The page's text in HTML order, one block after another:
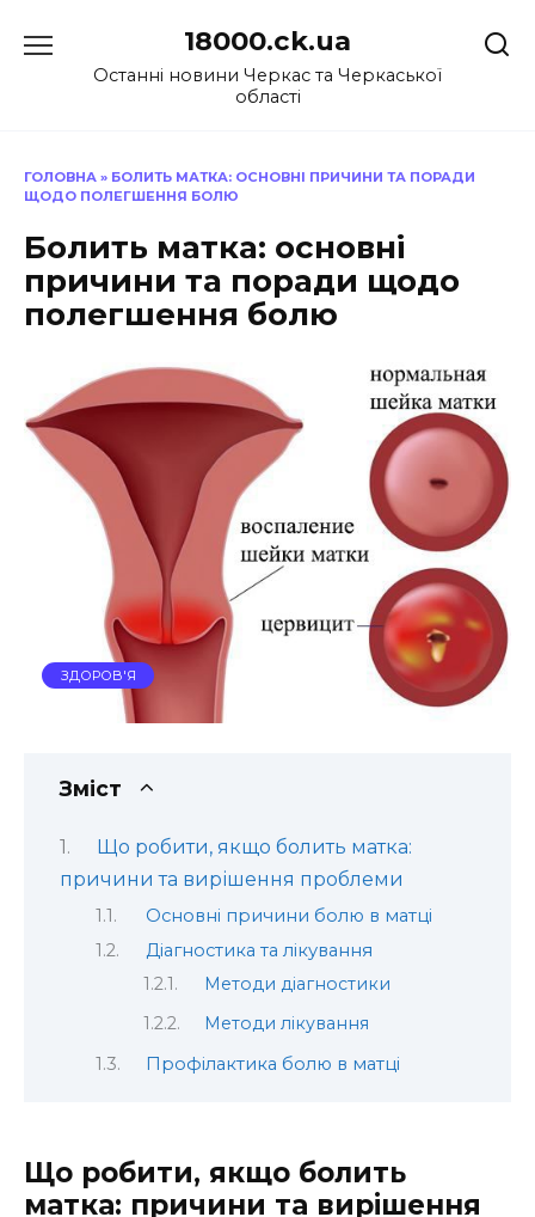
до
18000.ck.ua
Останні новини Черкас та Черкаської
області
ГОЛОВНА » БОЛИТЬ МАТКА: ОСНОВНІ ПРИЧИНИ ТА ПОРАДИ
ЩОДО ПОЛЕГШЕННЯ БОЛЮ
Болить матка: основні
причини та поради щодо
полегшення болю
ЗДОРОВ'Я
Зміст
Що робити, якщо болить матка:
причини та вирішення проблеми
Основні причини болю в матці
Діагностика та лікування
Методи діагностики
Методи лікування
Профілактика болю в матці
Що робити, якщо болить
матка: причини та вирішення